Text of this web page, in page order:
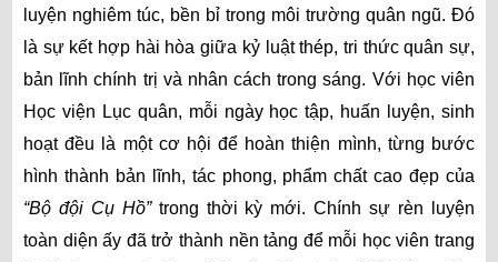
luyện nghiêm túc, bền bỉ trong môi trường quân ngũ. Đó
là sự kết hợp hài hòa giữa kỷ luật thép, tri thức quân sự,
bản lĩnh chính trị và nhân cách trong sáng. Với học viên
Học viện Lục quân, mỗi ngày học tập, huấn luyện, sinh
hoạt đều là một cơ hội để hoàn thiện mình, từng bước
hình thành bản lĩnh, tác phong, phẩm chất cao đẹp của
“Bộ đội Cụ Hồ”trong thời kỳ mới. Chính sự rèn luyện
toàn diện ấy đã trở thành nền tảng để mỗi học viên trang